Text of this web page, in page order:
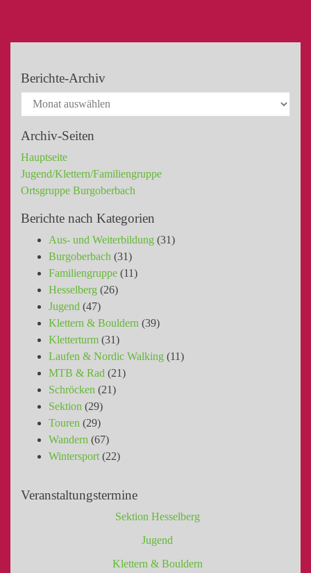
Berichte-Archiv
Archiv-Seiten
Hauptseite
Jugend/Klettern/Familiengruppe
Ortsgruppe Burgoberbach
Berichte nach Kategorien
Aus- und Weiterbildung (31)
Burgoberbach (31)
Familiengruppe (11)
Hesselberg (26)
Jugend (47)
Klettern & Bouldern (39)
Kletterturm (31)
Laufen & Nordic Walking (11)
MTB & Rad (21)
Schröcken (21)
Sektion (29)
Touren (29)
Wandern (67)
Wintersport (22)
Veranstaltungstermine
Sektion Hesselberg
Jugend
Klettern & Bouldern